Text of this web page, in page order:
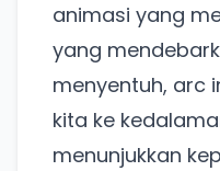
animasi yang
yang
menyentuh, arc
kita ke
menunjukkan